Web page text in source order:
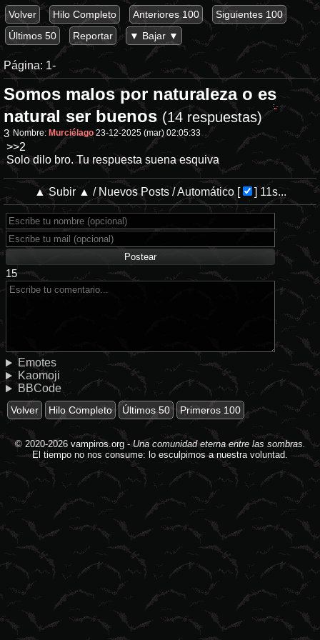
Volver Hilo Completo Anteriores 100
Siguientes 100
Últimos 50
Reportar ▼ Bajar ▼
Página: 1-
Somos malos por naturaleza o es
natural ser buenos (14 respuestas)
3 Nombre: Murciélago 23-12-2025 (mar) 02:05:33
>>2
Solo dilo bro. Tu respuesta suena esquiva
▲ Subir ▲ / Nuevos Posts/Automático[ ] 11s...
15
Emotes
Kaomoji
BBCode
Volver Hilo Completo Últimos 50 Primeros 100
© 2020-2026 vampiros.org-Una comunidad eterna entre las sombras.
El tiempo no nos consume: lo esculpimos a nuestra voluntad.